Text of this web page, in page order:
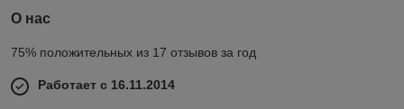
О нас
75% положительных из 17 отзывов за год
Работает с 16.11.2014